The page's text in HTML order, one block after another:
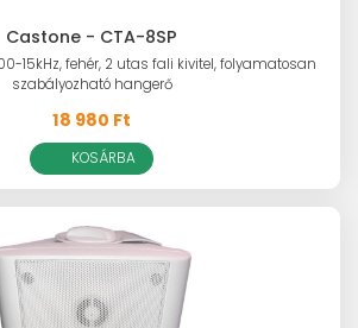
Castone - CTA-8SP
15kHz, fehér, 2 utas fali kivitel, folyamatosan
szabályozható hangerő
18 980 Ft
KOSÁRBA